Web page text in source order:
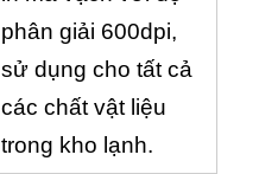
phân giải 600dpi,
sử dụng cho tất cả
các chất vật liệu
trong kho lạnh.